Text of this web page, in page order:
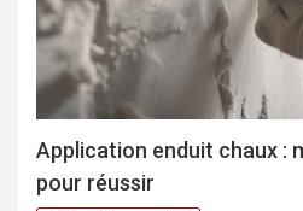
Application enduit chaux :
pour réussir